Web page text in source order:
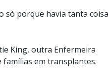
só porque havia tanta coisa
King, outra Enfermeira
famílias em transplantes.